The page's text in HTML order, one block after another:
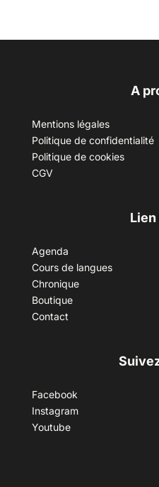
A
Mentions légales
Politique de confidentialité
Politique de cookies
CGV
Agenda
Cours de langues
Chronique
Boutique
Contact
Facebook
Instagram
Youtube